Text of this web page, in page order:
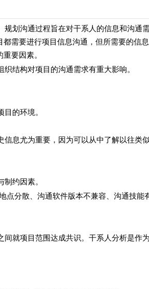
沟通过程旨在对干系人的信息和沟通
需要进行项目信息沟通，但所需要的信
要因素。
结构对项目的沟通需求有重大影响。
的环境。
尤为重要，因为可以从中了解以往类
约因素。
分散、沟通软件版本不兼容、沟通技能有
项目范围达成共识。干系人分析是作